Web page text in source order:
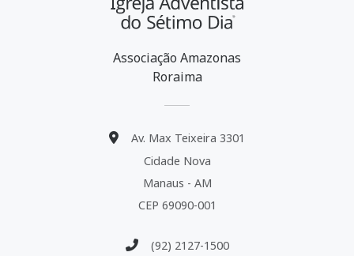
Associação Amazonas
Roraima
Av. Max Teixeira 3301
Cidade Nova
Manaus - AM
CEP 69090-001
(92) 2127-1500